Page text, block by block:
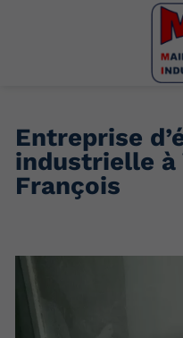
Entreprise
industrielle
François